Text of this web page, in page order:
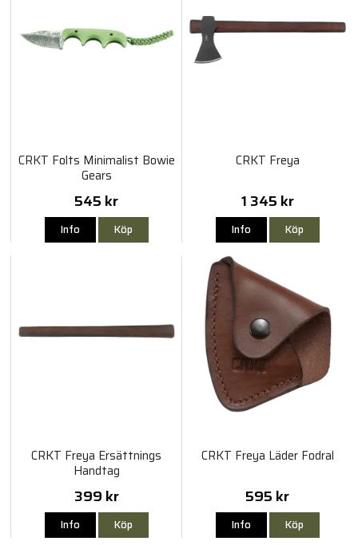
CRKT Folts Minimalist Bowie
Gears
545 kr
Info Köp
CRKT Freya
1 345 kr
Info Köp
CRKT Freya Ersättnings
Handtag
399 kr
Info Köp
CRKT Freya Läder Fodral
595 kr
Info Köp